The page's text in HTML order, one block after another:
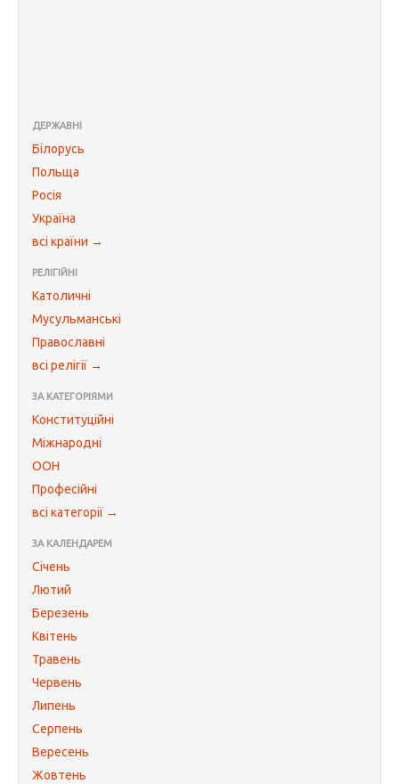
ДЕРЖАВНІ
Білорусь
Польща
Росія
Україна
всі країни →
РЕЛІГІЙНІ
Католичні
Мусульманські
Православні
всі релігії →
ЗА КАТЕГОРІЯМИ
Конституційні
Міжнародні
ООН
Професійні
всі категорії →
ЗА КАЛЕНДАРЕМ
Січень
Лютий
Березень
Квітень
Травень
Червень
Липень
Серпень
Вересень
Жовтень